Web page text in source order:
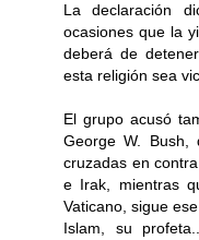
La declaración
ocasiones que la
deberá de
esta religión sea
El grupo acusó
George W.
cruzadas en
e Irak, mientras
Vaticano, sigue
Islam, su